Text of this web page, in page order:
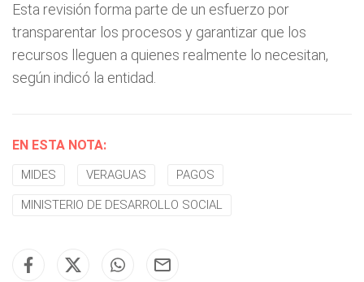
Esta revisión forma parte de un esfuerzo por
transparentar los procesos y garantizar que los
recursos lleguen a quienes realmente lo necesitan,
según indicó la entidad.
EN ESTA NOTA:
MIDES VERAGUAS PAGOS
MINISTERIO DE DESARROLLO SOCIAL